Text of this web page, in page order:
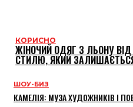
КОРИСНО
ЖІНОЧИЙ ОДЯГ З ЛЬОНУ ВІД
СТИЛЮ, ЯКИЙ
ШОУ-БИЗ
КАМЕЛІЯ: МУЗА ХУДОЖНИКІВ І